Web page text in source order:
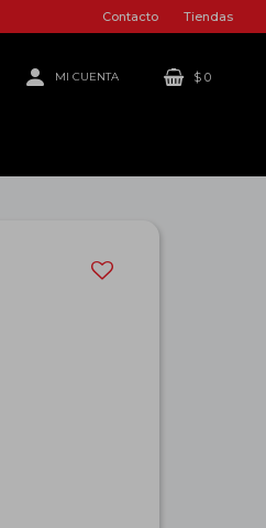
$ 0
Contacto Tiendas